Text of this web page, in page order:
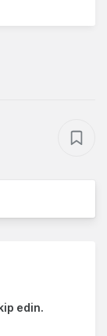
edin.